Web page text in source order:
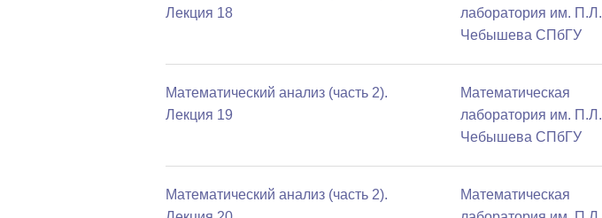
Лекция 18
лаборатория им. П.Л.
Чебышева СПбГУ
Математический анализ (часть 2).
Лекция 19
Математичеcкая
лаборатория им. П.Л.
Чебышева СПбГУ
Математический анализ (часть 2).
Математичеcкая